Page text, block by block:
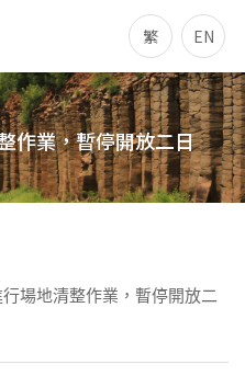
繁 EN
作業，暫停開放二日
場地清整作業，暫停開放二